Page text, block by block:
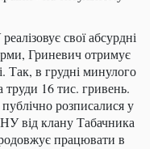
свої абсурдні
Гриневич отримує
Так, в грудні минулого
труди 16 тис. гривень.
розписалися у
від клану Табачника
працювати в